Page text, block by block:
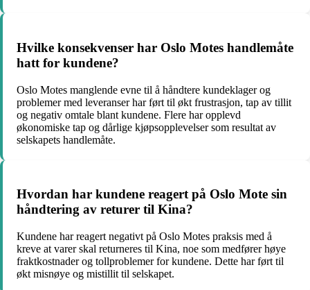
Hvilke konsekvenser har Oslo Motes handlemåte
hatt for kundene?
Oslo Motes manglende evne til å håndtere kundeklager og
problemer med leveranser har ført til økt frustrasjon, tap av tillit
og negativ omtale blant kundene. Flere har opplevd
økonomiske tap og dårlige kjøpsopplevelser som resultat av
selskapets handlemåte.
Hvordan har kundene reagert på Oslo Mote sin
håndtering av returer til Kina?
Kundene har reagert negativt på Oslo Motes praksis med å
kreve at varer skal returneres til Kina, noe som medfører høye
fraktkostnader og tollproblemer for kundene. Dette har ført til
økt misnøye og mistillit til selskapet.